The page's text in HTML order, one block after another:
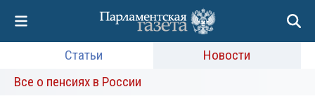
Статьи
Новости
Все о пенсиях в России